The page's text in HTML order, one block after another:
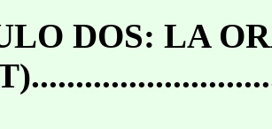
DOS: LA